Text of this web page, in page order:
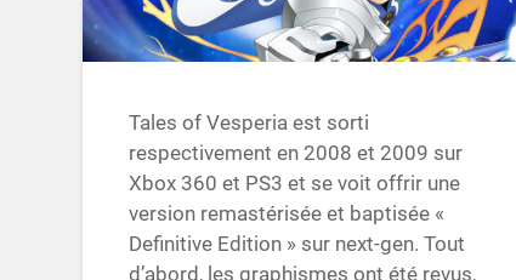
Tales of Vesperia est sorti
respectivement en 2008 et 2009 sur
Xbox 360 et PS3 et se voit offrir une
version remastérisée et baptisée «
Definitive Edition » sur next-gen. Tout
d’abord, les graphismes ont été revus,